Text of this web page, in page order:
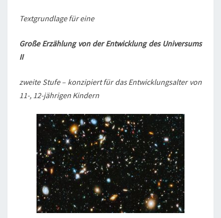
O
E
N
T
W
I
K
L
U
Textgrundlage für eine
Große Erzählung von der Entwicklung des Universums
II
zweite Stufe – konzipiert für das Entwicklungsalter von
11-, 12-jährigen Kindern